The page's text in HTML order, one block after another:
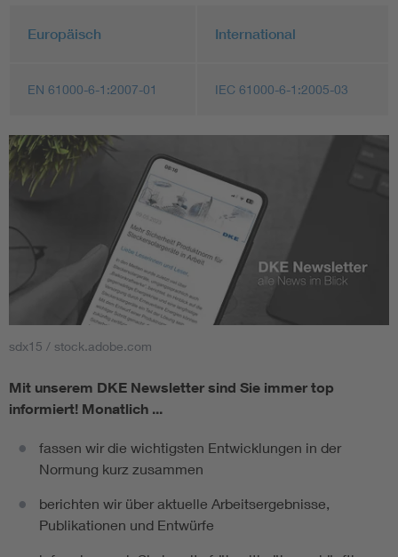
Europäisch International
EN 61000-6-1:2007-01 IEC 61000-6-1:2005-03
sdx15 / stock.adobe.com
Mit unserem DKE Newsletter sind Sie immer top
informiert! Monatlich ...
fassen wir die wichtigsten Entwicklungen in der
Normung kurz zusammen
berichten wir über aktuelle Arbeitsergebnisse,
Publikationen und Entwürfe